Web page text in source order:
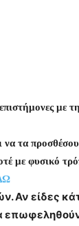
με
να τα
με φυσικό
Αν είδες